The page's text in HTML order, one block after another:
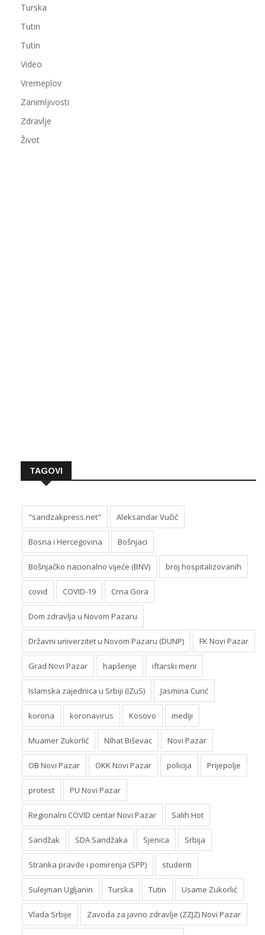
Turska
Tutin
Tutin
Video
Vremeplov
Zanimljivosti
Zdravlje
Život
TAGOVI
"sandzakpress.net" Aleksandar Vučić
Bosna i Hercegovina Bošnjaci
Bošnjačko nacionalno vijeće (BNV) broj hospitalizovanih
covid COVID-19 Crna Gora
Dom zdravlja u Novom Pazaru
Državni univerzitet u Novom Pazaru (DUNP) FK Novi Pazar
Grad Novi Pazar hapšenje iftarski meni
Islamska zajednica u Srbiji (IZuS) Jasmina Curić
korona koronavirus Kosovo mediji
Muamer Zukorlić NIhat Biševac Novi Pazar
OB Novi Pazar OKK Novi Pazar policija Prijepolje
protest PU Novi Pazar
Regionalni COVID centar Novi Pazar Salih Hot
Sandžak SDA Sandžaka Sjenica Srbija
Stranka pravde i pomirenja (SPP) studenti
Sulejman Ugljanin Turska Tutin Usame Zukorlić
Vlada Srbije Zavoda za javno zdravlje (ZZJZ) Novi Pazar